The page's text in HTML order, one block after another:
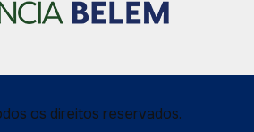
os direitos reservados.